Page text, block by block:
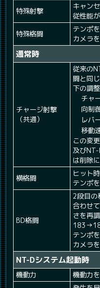
特殊射撃
キャン
従性能
特殊格闘
テンポ
カメラ
通常時
チャージ射撃
（共通）
従来の
闘と同
下の調
チャ
向制
レバ
移動
この変
及び
は削除
横格闘
ヒット
テンポ
BD格闘
2段目の
合わせ
さを再
テンポ
カメラ
NT-Dシステム起動時
機動力
機動力